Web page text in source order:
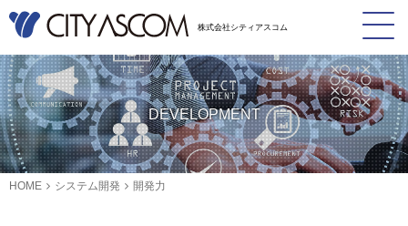
株式会社シティアスコム
DEVELOPMENT
HOME システム開発 開発力